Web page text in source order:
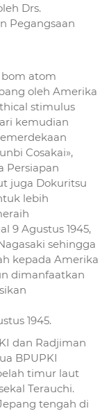
Drs.
Pegangsaan
bom atom
oleh Amerika
stimulus
kemudian
Cosakai»,
Persiapan
juga Dokuritsu
lebih
9 Agustus 1945,
sehingga
kepada Amerika
dimanfaatkan
1945.
dan Radjiman
BPUPKI
timur laut
Terauchi.
tengah di